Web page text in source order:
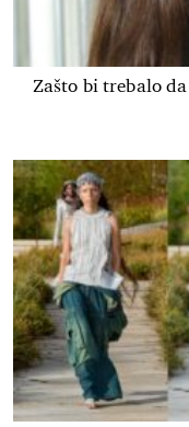
Zašto bi trebalo